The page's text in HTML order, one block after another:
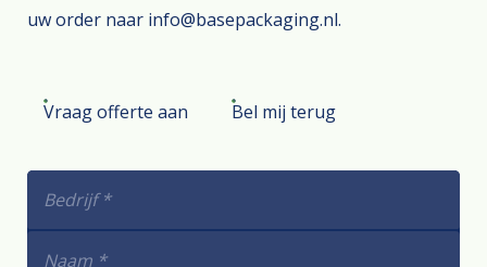
uw order naar info@basepackaging.nl.
Vraag offerte aan Bel mij terug